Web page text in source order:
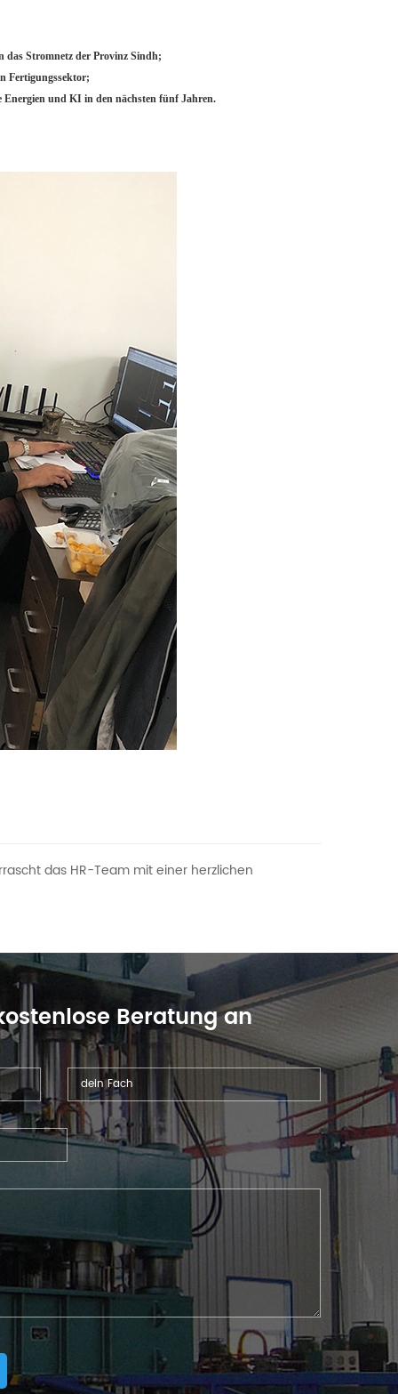
das Stromnetz der Provinz Sindh;
Fertigungssektor;
Energien und KI in den nächsten fünf Jahren.
das HR-Team mit einer herzlichen
Beratung an